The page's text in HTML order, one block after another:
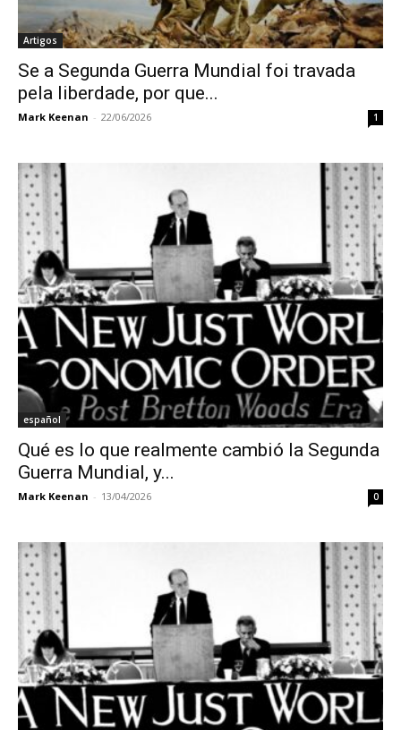
Artigos
Se a Segunda Guerra Mundial foi travada
pela liberdade, por que...
Mark Keenan - 22/06/2026 1
español
Qué es lo que realmente cambió la Segunda
Guerra Mundial, y...
Mark Keenan - 13/04/2026 0